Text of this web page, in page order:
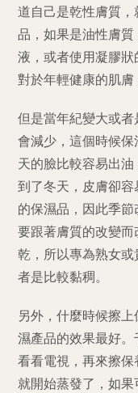
道自己是乾性膚質
品，如果是油性膚
液，或者使用凝膠狀
對於年輕健康的肌膚
但是當年紀變大或
會減少，這個時候
天的臉比較容易出
到了冬天，皮膚卻
的保濕品，因此季
要跟著膚質的改變
乾，所以專為熟女
者是比較黏稠。
另外，什麼時候擦
濕產品的效果最好。
看看電視，再來擦
就開始蒸發了，如